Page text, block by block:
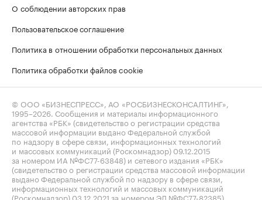
О соблюдении авторских прав
Пользовательское соглашение
Политика в отношении обработки персональных данных
Политика обработки файлов cookie
© ООО «БИЗНЕСПРЕСС», АО «РОСБИЗНЕСКОНСАЛТИНГ»,
1995–2026 . Сообщения и материалы информационного
агентства «РБК» (свидетельство о регистрации средства
массовой информации выдано Федеральной службой
по надзору в сфере связи, информационных технологий
и массовых коммуникаций (Роскомнадзор) 09.12.2015
за номером ИА №ФС77-63848) и сетевого издания «РБК»
(свидетельство о регистрации средства массовой информации
выдано Федеральной службой по надзору в сфере связи,
информационных технологий и массовых коммуникаций
(Роскомнадзор) 03.12.2021 за номером ЭЛ №ФС77-82385)